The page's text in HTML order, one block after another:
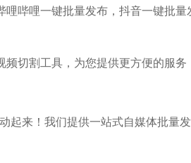
哔哩一键批量发布，抖音一键批
切割工具，为您提供更方便的服务
起来！我们提供一站式自媒体批量